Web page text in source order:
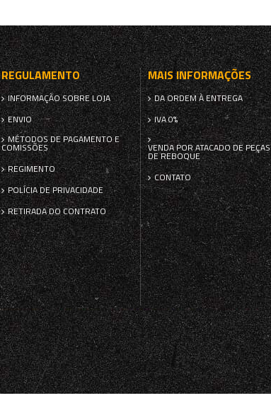
REGULAMENTO
INFORMAÇÃO SOBRE LOJA
ENVIO
MÉTODOS DE PAGAMENTO E
COMISSÕES
REGIMENTO
POLÍCIA DE PRIVACIDADE
RETIRADA DO CONTRATO
MAIS INFORMAÇÕES
DA ORDEM À ENTREGA
IVA 0%
VENDA POR ATACADO DE PEÇAS
DE REBOQUE
CONTATO